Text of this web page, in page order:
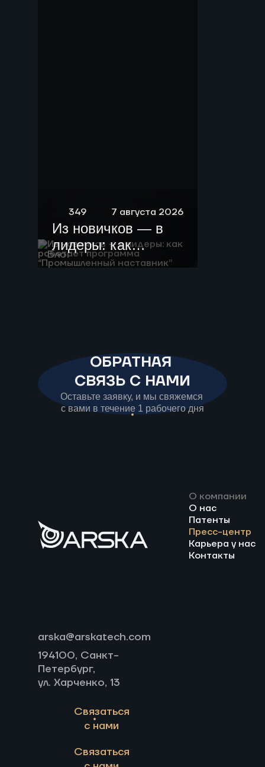
Блог
349 7 августа 2026
Из новичков — в
лидеры: как
работает
ОБРАТНАЯ
СВЯЗЬ С НАМИ
Оставьте заявку, и мы свяжемся
с вами в течение 1 рабочего дня
arska@arskatech.com
194100, Санкт-
Петербург,
ул. Харченко, 13
О компании
О нас
Патенты
Пресс-центр
Карьера у нас
Контакты
Связаться
с нами
Связаться